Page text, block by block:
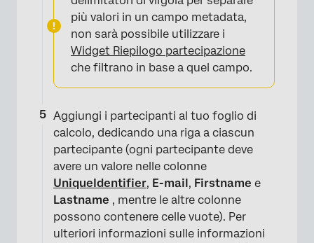
×
più valori in un campo metadata,
non sarà possibile utilizzare i
Widget Riepilogo partecipazione
che filtrano in base a quel campo.
Aggiungi i partecipanti al tuo foglio di
calcolo, dedicando una riga a ciascun
partecipante (ogni partecipante deve
avere un valore nelle colonne
UniqueIdentifier, E-mail, Firstname e
Lastname , mentre le altre colonne
possono contenere celle vuote). Per
ulteriori informazioni sulle informazioni